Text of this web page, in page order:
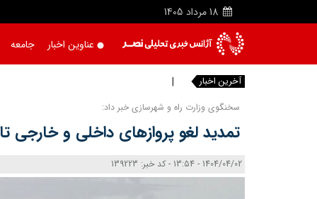
18 مرداد 1405
عناوین اخبار جامعه
آخرین اخبار قطع همکا
سخنگوی وزارت راه و شهرسازی خبر داد:
تمدید لغو پروازهای داخلی و خارجی تا ساعت ۱۴
1404/04/02 - 13:54 - کد خبر: 139223